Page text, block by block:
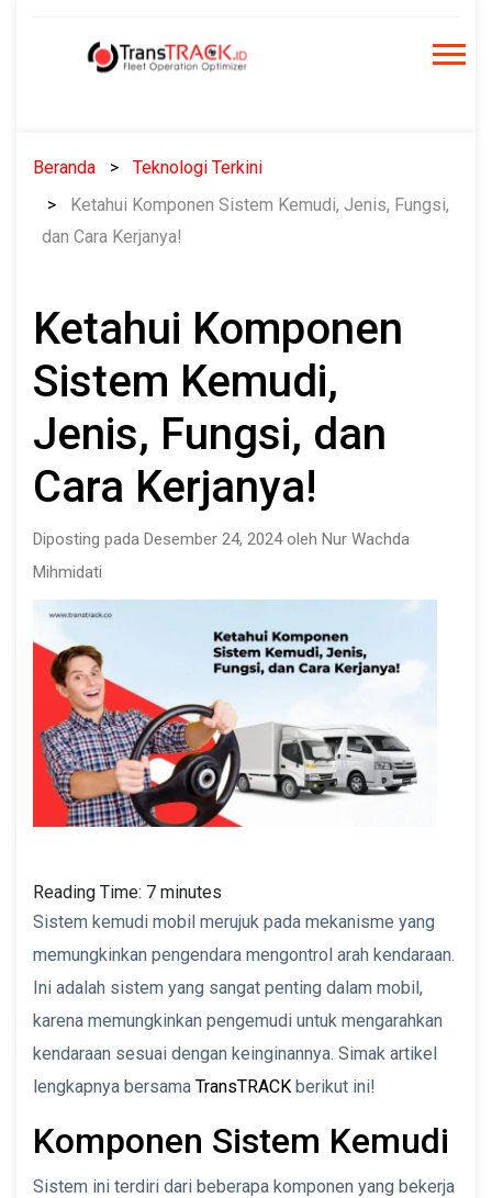
Beranda
Teknologi Terkini
Ketahui Komponen Sistem Kemudi, Jenis, Fungsi,
dan Cara Kerjanya!
Ketahui Komponen
Sistem Kemudi,
Jenis, Fungsi, dan
Cara Kerjanya!
Diposting pada Desember 24, 2024 oleh Nur Wachda
Mihmidati
Reading Time: 7 minutes
Sistem kemudi mobil merujuk pada mekanisme yang
memungkinkan pengendara mengontrol arah kendaraan.
Ini adalah sistem yang sangat penting dalam mobil,
karena memungkinkan pengemudi untuk mengarahkan
kendaraan sesuai dengan keinginannya. Simak artikel
lengkapnya bersama TransTRACK berikut ini!
Komponen Sistem Kemudi
Sistem ini terdiri dari beberapa komponen yang bekerja